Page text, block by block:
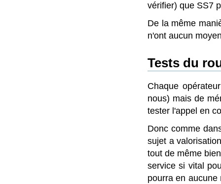
vérifier) que SS7
De la même
n'ont aucun
Tests du
Chaque
nous) mais de
tester l'appel en
Donc comme
sujet a
tout de même
service si vital
pourra en